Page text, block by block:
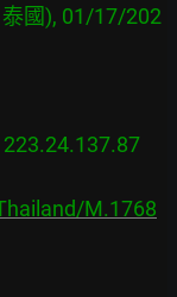
國), 01/17/202
M.1768